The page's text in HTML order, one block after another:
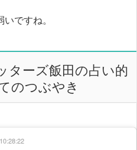
ですね。
ターズ飯田の占い的
のつぶやき